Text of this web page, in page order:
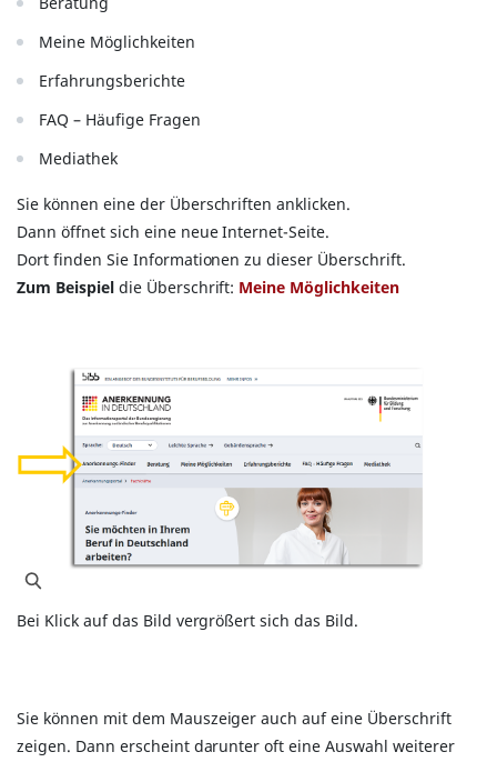
Meine Möglichkeiten
Erfahrungsberichte
FAQ – Häufige Fragen
Mediathek
Sie können eine der Überschriften anklicken.
Dann öffnet sich eine neue Internet-Seite.
Dort finden Sie Informationen zu dieser Überschrift.
Zum Beispieldie Überschrift: Meine Möglichkeiten
Bei Klick auf das Bild vergrößert sich das Bild.
Sie können mit dem Mauszeiger auch auf eine Überschrift
zeigen. Dann erscheint darunter oft eine Auswahl weiterer